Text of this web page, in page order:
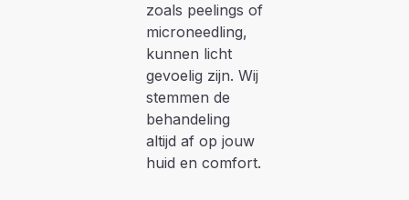
zoals peelings of
microneedling,
kunnen licht
gevoelig zijn. Wij
stemmen de
behandeling
altijd af op jouw
huid en comfort.